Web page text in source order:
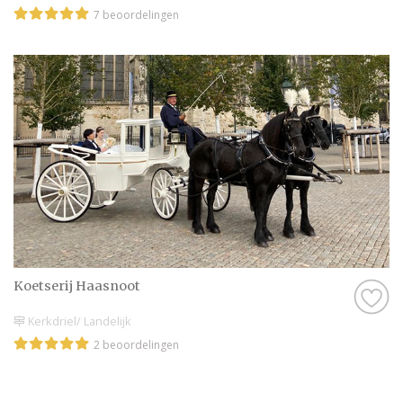
7 beoordelingen
Koetserij Haasnoot
Kerkdriel/ Landelijk
2 beoordelingen